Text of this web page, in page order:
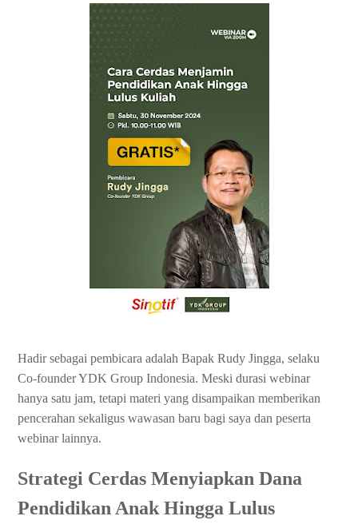
Hadir sebagai pembicara adalah Bapak Rudy Jingga, selaku
Co-founder YDK Group Indonesia. Meski durasi webinar
hanya satu jam, tetapi materi yang disampaikan memberikan
pencerahan sekaligus wawasan baru bagi saya dan peserta
webinar lainnya.
Strategi Cerdas Menyiapkan Dana
Pendidikan Anak Hingga Lulus